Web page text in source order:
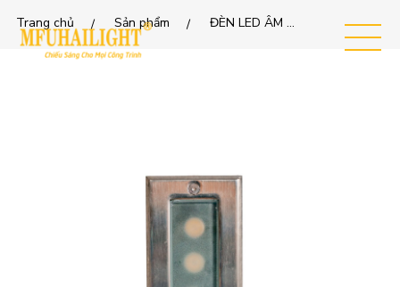
MEN
Trang chủ Sản phẩm ĐÈN LED ÂM ĐẤT MFUHAILIGHT UG-5Series